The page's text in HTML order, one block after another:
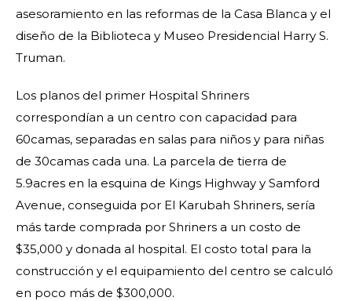
asesoramiento en las reformas de la Casa Blanca y el
diseño de la Biblioteca y Museo Presidencial Harry S.
Truman.
Los planos del primer Hospital Shriners
correspondían a un centro con capacidad para
60camas, separadas en salas para niños y para niñas
de 30camas cada una. La parcela de tierra de
5.9acres en la esquina de Kings Highway y Samford
Avenue, conseguida por El Karubah Shriners, sería
más tarde comprada por Shriners a un costo de
$35,000 y donada al hospital. El costo total para la
construcción y el equipamiento del centro se calculó
en poco más de $300,000.